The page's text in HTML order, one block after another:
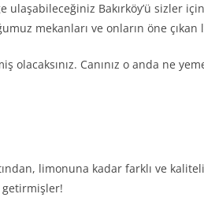
Bakırköy’ü sizler
mekanları ve onların öne çıkan
Canınız o anda ne
limonuna kadar farklı ve
getirmişler!